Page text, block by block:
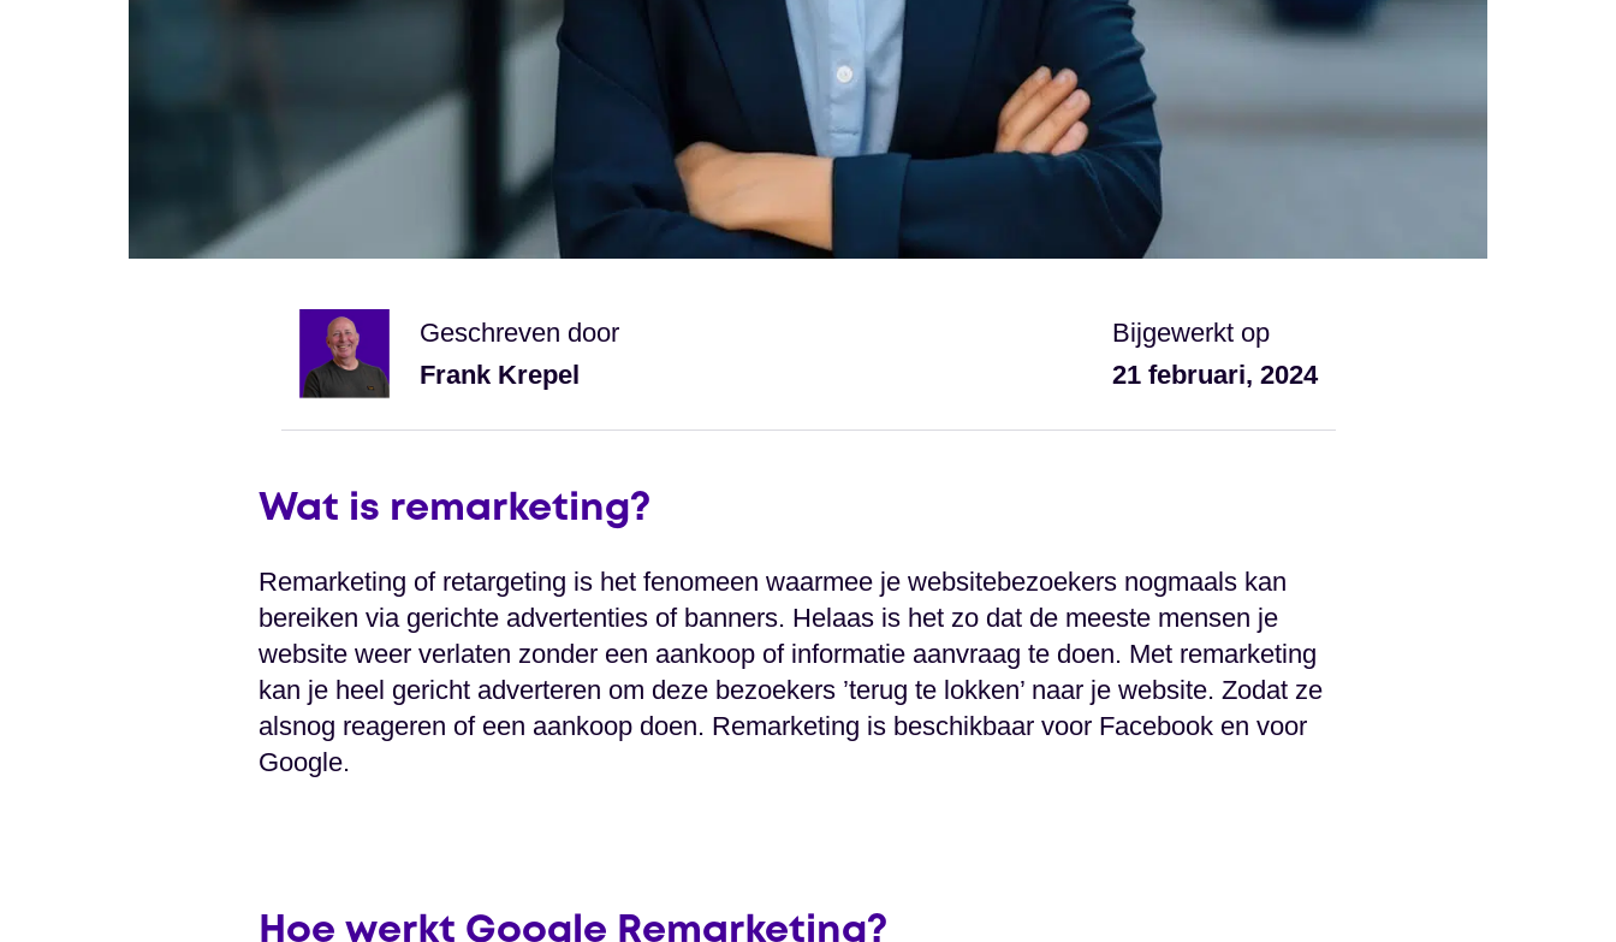
Geschreven door
Frank Krepel
Bijgewerkt op
21 februari, 2024
Wat is remarketing?
Remarketing of retargeting is het fenomeen waarmee je websitebezoekers nogmaals kan
bereiken via gerichte advertenties of banners. Helaas is het zo dat de meeste mensen je
website weer verlaten zonder een aankoop of informatie aanvraag te doen. Met remarketing
kan je heel gericht adverteren om deze bezoekers ’terug te lokken’ naar je website. Zodat ze
alsnog reageren of een aankoop doen. Remarketing is beschikbaar voor Facebook en voor
Google.
Hoe werkt Google Remarketing?